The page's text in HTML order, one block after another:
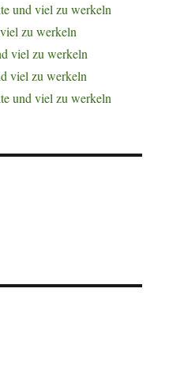
und viel zu werkeln
zu werkeln
viel zu werkeln
viel zu werkeln
und viel zu werkeln